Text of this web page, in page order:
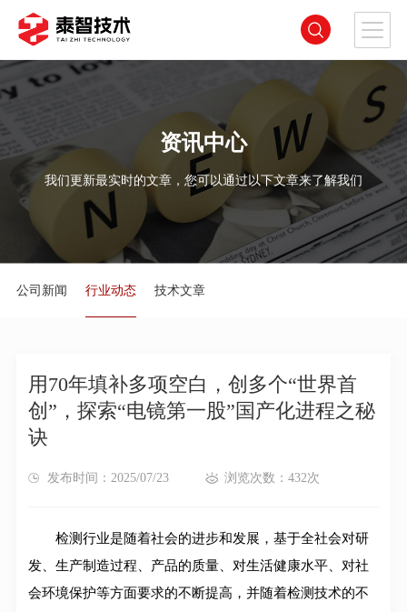
资讯中心
我们更新最实时的文章，您可以通过以下文章来了解我们
公司新闻 行业动态 技术文章
用70年填补多项空白，创多个“世界首
创”，探索“电镜第一股”国产化进程之秘
诀
发布时间：2025/07/23 浏览次数：432次
检测行业是随着社会的进步和发展，基于全社会对研
发、生产制造过程、产品的质量、对生活健康水平、对社
会环境保护等方面要求的不断提高，并随着检测技术的不